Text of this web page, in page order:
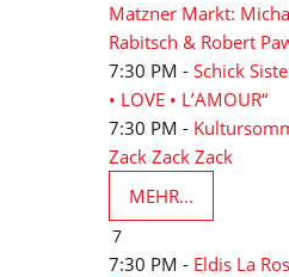
Matzner Markt:
Rabitsch & Robert
7:30 PM - Schick
• LOVE • L’AMOUR“
7:30 PM -
Zack Zack Zack
MEHR...
7
7:30 PM - Eldis La